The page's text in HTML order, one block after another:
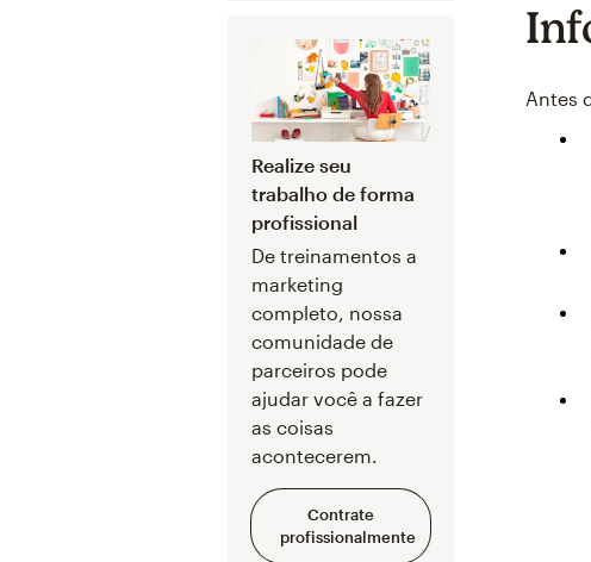
Realize seu
trabalho de forma
profissional
De treinamentos a
marketing
completo, nossa
comunidade de
parceiros pode
ajudar você a fazer
as coisas
acontecerem.
Contrate
profissionalmente
Antes